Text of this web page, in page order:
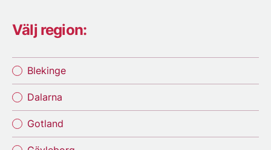
Välj region:
Blekinge
Dalarna
Gotland